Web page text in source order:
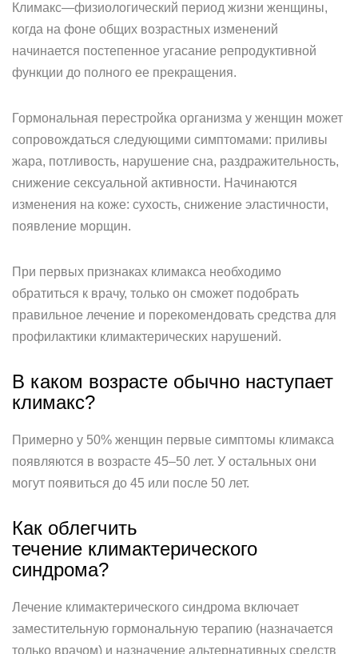
Климакс—физиологический период жизни женщины,
когда на фоне общих возрастных изменений
начинается постепенное угасание репродуктивной
функции до полного ее прекращения.
Гормональная перестройка организма у женщин может
сопровождаться следующими симптомами: приливы
жара, потливость, нарушение сна, раздражительность,
снижение сексуальной активности. Начинаются
изменения на коже: сухость, снижение эластичности,
появление морщин.
При первых признаках климакса необходимо
обратиться к врачу, только он сможет подобрать
правильное лечение и порекомендовать средства для
профилактики климактерических нарушений.
В каком возрасте обычно наступает
климакс?
Примерно у 50% женщин первые симптомы климакса
появляются в возрасте 45–50 лет. У остальных они
могут появиться до 45 или после 50 лет.
Как облегчить
течение климактерического
синдрома?
Лечение климактерического синдрома включает
заместительную гормональную терапию (назначается
только врачом) и назначение альтернативных средств